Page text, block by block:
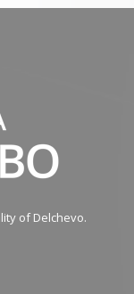
of Delchevo.